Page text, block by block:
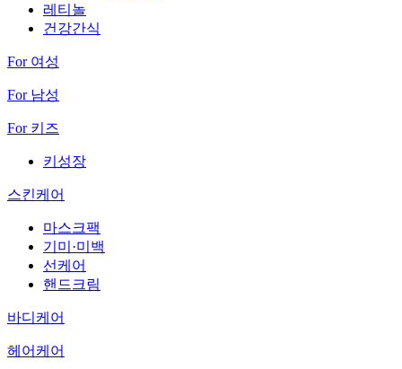
레티놀
건강간식
For 여성
For 남성
For 키즈
키성장
스킨케어
마스크팩
기미·미백
선케어
핸드크림
바디케어
헤어케어